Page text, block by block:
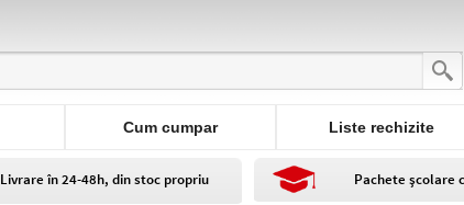
Cum cumpar Liste rechizite
Livrare în 24-48h, din stoc propriu Pachete școlare